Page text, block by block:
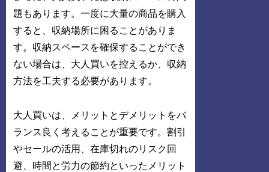
題もあります。一度に大量の商品を購入
すると、収納場所に困ることがありま
す。収納スペースを確保することができ
ない場合は、大人買いを控えるか、収納
方法を工夫する必要があります。
大人買いは、メリットとデメリットをバ
ランス良く考えることが重要です。割引
やセールの活用、在庫切れのリスク回
避、時間と労力の節約といったメリット